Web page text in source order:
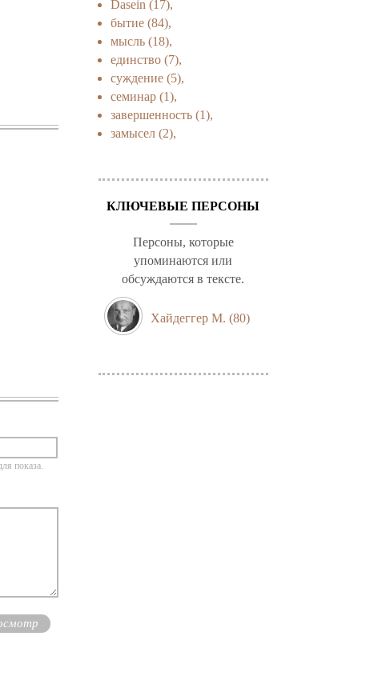
показа.
Dasein (17),
бытие (84),
мысль (18),
единство (7),
суждение (5),
семинар (1),
завершенность (1),
замысел (2),
КЛЮЧЕВЫЕ ПЕРСОНЫ
Персоны, которые
упоминаются или
обсуждаются в тексте.
Хайдеггер М. (80)